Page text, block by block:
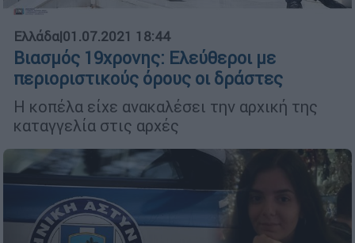
Ελλάδα|01.07.2021 18:44
Βιασμός 19χρονης: Ελεύθεροι με
περιοριστικούς όρους οι δράστες
Η κοπέλα είχε ανακαλέσει την αρχική της
καταγγελία στις αρχές